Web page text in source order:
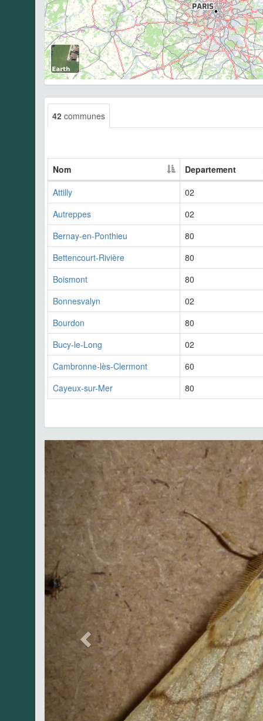
42 communes
Nom
Departement
Attilly
02
Autreppes
02
Bernay-en-Ponthieu
80
Bettencourt-Rivière
80
Boismont
80
Bonnesvalyn
02
Bourdon
80
Bucy-le-Long
02
Cambronne-lès-Clermont
60
Cayeux-sur-Mer
80